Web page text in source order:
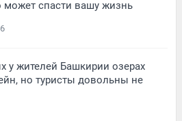
может спасти вашу жизнь
у жителей Башкирии озерах
но туристы довольны не